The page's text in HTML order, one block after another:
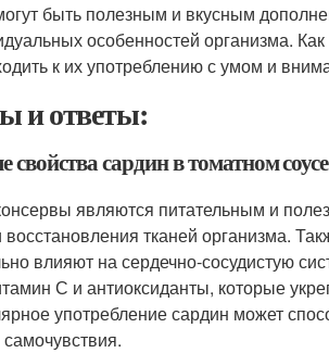
быть полезным и вкусным
особенностей организма.
к их употреблению с умом и
и ответы:
сардин в томатном
являются питательным и
тканей организма.
влияют на сердечно-сосудистую
С и антиоксиданты, которые
употребление сардин может